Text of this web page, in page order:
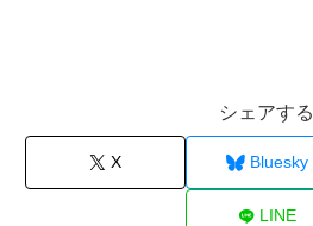
シェアする
X Bluesky
LINE